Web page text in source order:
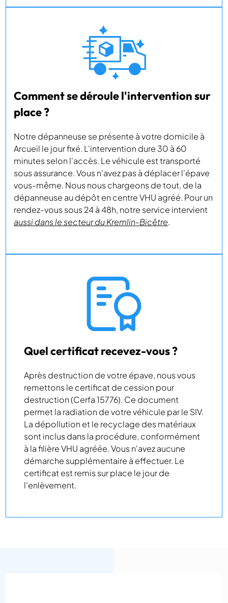
Comment se déroule l'intervention sur
place ?
Notre dépanneuse se présente à votre domicile à
Arcueil le jour fixé. L'intervention dure 30 à 60
minutes selon l'accès. Le véhicule est transporté
sous assurance. Vous n'avez pas à déplacer l'épave
vous-même. Nous nous chargeons de tout, de la
dépanneuse au dépôt en centre VHU agréé. Pour un
rendez-vous sous 24 à 48h, notre service intervient
aussi dans le secteur du Kremlin-Bicêtre.
Quel certificat recevez-vous ?
Après destruction de votre épave, nous vous
remettons le certificat de cession pour
destruction (Cerfa 15776). Ce document
permet la radiation de votre véhicule par le SIV.
La dépollution et le recyclage des matériaux
sont inclus dans la procédure, conformément
à la filière VHU agréée. Vous n'avez aucune
démarche supplémentaire à effectuer. Le
certificat est remis sur place le jour de
l'enlèvement.